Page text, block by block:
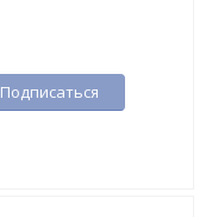
Подписаться